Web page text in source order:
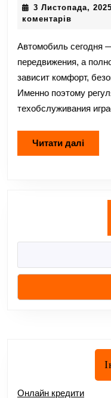
включает
СТО
3 Листопада, 2025
коментарів
Автомобиль сегодня
передвижения, а
зависит комфорт,
Именно поэтому
техобслуживания
Читати даліЧитати
далі
Онлайн кредити